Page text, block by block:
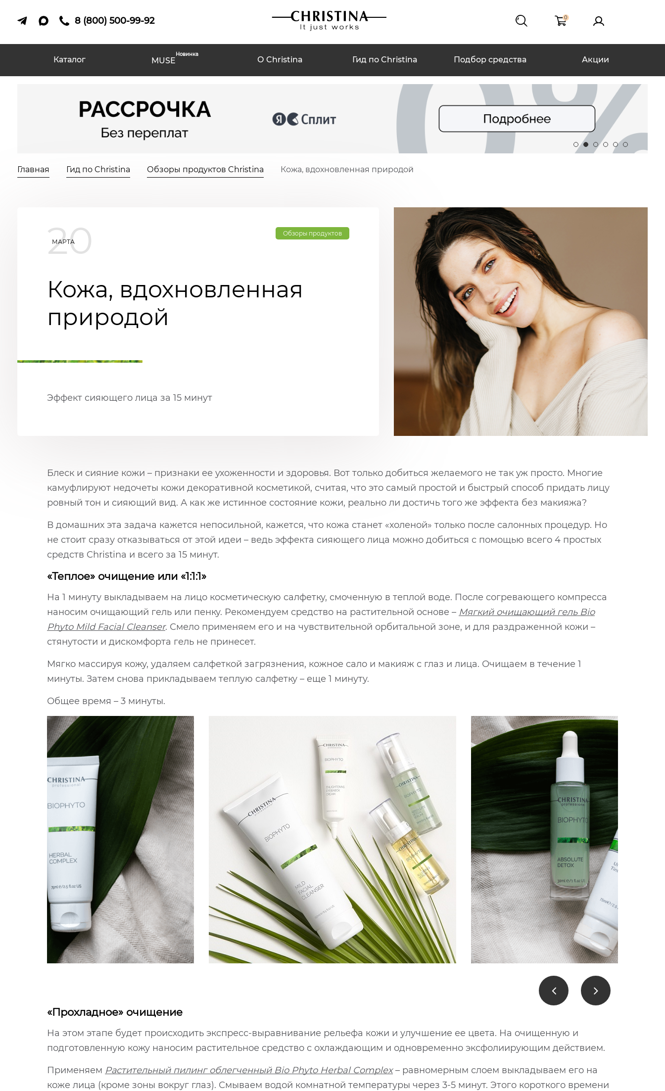
8 (800) 500-99-92 0
Каталог MUSE
Новинка
О Christina Гид по Christina Подбор средства Акции
Главная Гид по Christina Обзоры продуктов Christina Кожа, вдохновленная природой
20
МАРТА
Обзоры продуктов
Кожа, вдохновленная
природой
Эффект сияющего лица за 15 минут
Блеск и сияние кожи – признаки ее ухоженности и здоровья. Вот только добиться желаемого не так уж просто. Многие
камуфлируют недочеты кожи декоративной косметикой, считая, что это самый простой и быстрый способ придать лицу
ровный тон и сияющий вид. А как же истинное состояние кожи, реально ли достичь того же эффекта без макияжа?
В домашних эта задача кажется непосильной, кажется, что кожа станет «холеной» только после салонных процедур. Но
не стоит сразу отказываться от этой идеи – ведь эффекта сияющего лица можно добиться с помощью всего 4 простых
средств Christina и всего за 15 минут.
«Теплое» очищение или «1:1:1»
На 1 минуту выкладываем на лицо косметическую салфетку, смоченную в теплой воде. После согревающего компресса
наносим очищающий гель или пенку. Рекомендуем средство на растительной основе – Мягкий очищающий гель Bio
Phyto Mild Facial Cleanser. Смело применяем его и на чувствительной орбитальной зоне, и для раздраженной кожи –
стянутости и дискомфорта гель не принесет.
Мягко массируя кожу, удаляем салфеткой загрязнения, кожное сало и макияж с глаз и лица. Очищаем в течение 1
минуты. Затем снова прикладываем теплую салфетку – еще 1 минуту.
Общее время – 3 минуты.
«Прохладное» очищение
На этом этапе будет происходить экспресс-выравнивание рельефа кожи и улучшение ее цвета. На очищенную и
подготовленную кожу наносим растительное средство с охлаждающим и одновременно эксфолиирующим действием.
Применяем Растительный пилинг облегченный Bio Phyto Herbal Complex– равномерным слоем выкладываем его на
коже лица (кроме зоны вокруг глаз). Смываем водой комнатной температуры через 3-5 минут. Этого короткого времени